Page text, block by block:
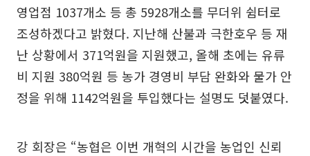
영업점 1037개소 등 총 5928개소를 무더위 쉼터로
조성하겠다고 밝혔다. 지난해 산불과 극한호우 등 재
난 상황에서 371억원을 지원했고, 올해 초에는 유류
비 지원 380억원 등 농가 경영비 부담 완화와 물가 안
정을 위해 1142억원을 투입했다는 설명도 덧붙였다.
강 회장은 “농협은 이번 개혁의 시간을 농업인 신뢰